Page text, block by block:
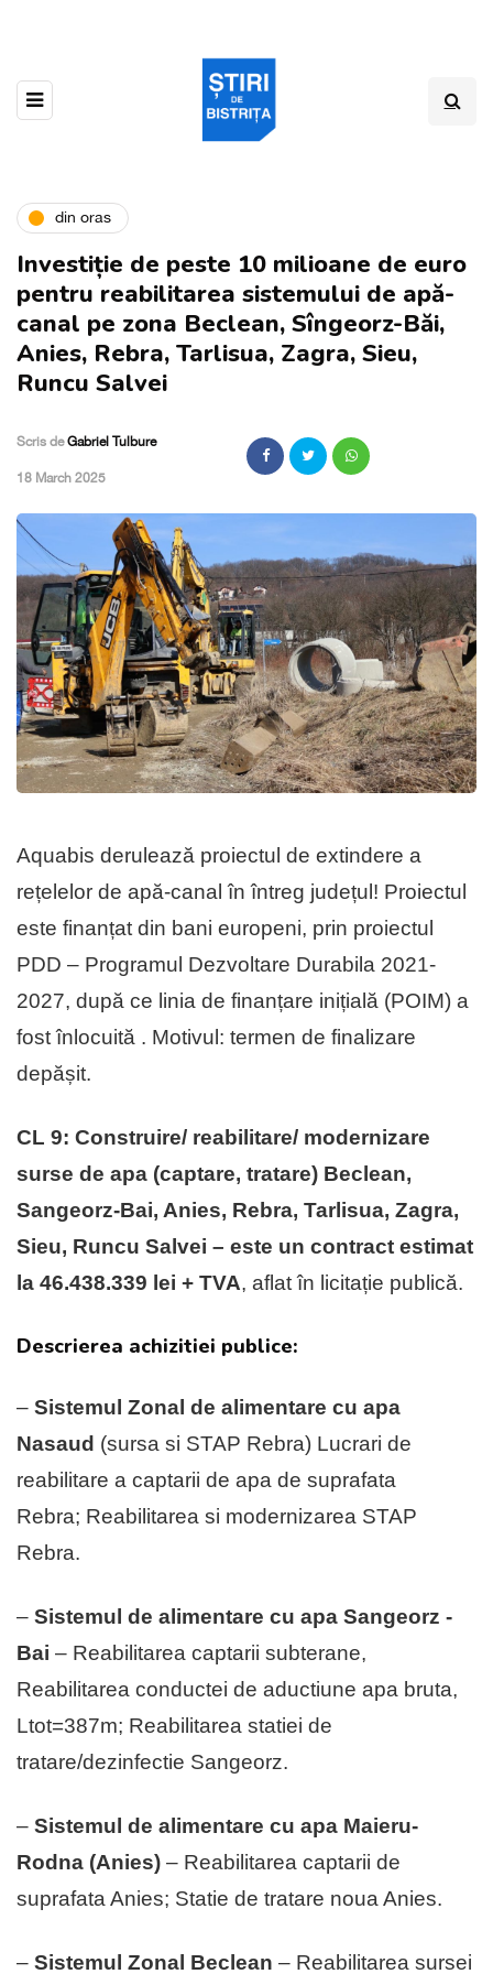
din oras
Investiție de peste 10 milioane de euro
pentru reabilitarea sistemului de apă-
canal pe zona Beclean, Sîngeorz-Băi,
Anies, Rebra, Tarlisua, Zagra, Sieu,
Runcu Salvei
Scris deGabriel Tulbure
,18 March 2025
Aquabis derulează proiectul de extindere a
rețelelor de apă-canal în întreg județul! Proiectul
este finanțat din bani europeni, prin proiectul
PDD – Programul Dezvoltare Durabila 2021-
2027, după ce linia de finanțare inițială (POIM) a
fost înlocuită . Motivul: termen de finalizare
depășit.
CL 9: Construire/ reabilitare/ modernizare
surse de apa (captare, tratare) Beclean,
Sangeorz-Bai, Anies, Rebra, Tarlisua, Zagra,
Sieu, Runcu Salvei – este un contract estimat
la 46.438.339 lei + TVA, aflat în licitație publică.
Descrierea achizitiei publice:
– Sistemul Zonal de alimentare cu apa
Nasaud (sursa si STAP Rebra) Lucrari de
reabilitare a captarii de apa de suprafata
Rebra; Reabilitarea si modernizarea STAP
Rebra.
– Sistemul de alimentare cu apa Sangeorz -
Bai – Reabilitarea captarii subterane,
Reabilitarea conductei de aductiune apa bruta,
Ltot=387m; Reabilitarea statiei de
tratare/dezinfectie Sangeorz.
– Sistemul de alimentare cu apa Maieru-
Rodna (Anies) – Reabilitarea captarii de
suprafata Anies; Statie de tratare noua Anies.
– Sistemul Zonal Beclean – Reabilitarea sursei